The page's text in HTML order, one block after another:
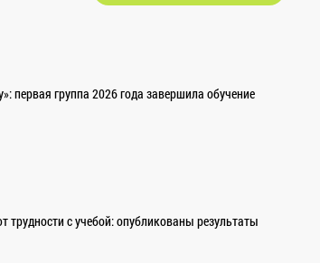
группа 2026 года завершила обучение
с учебой: опубликованы результаты